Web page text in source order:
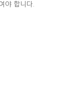
야 합니다.